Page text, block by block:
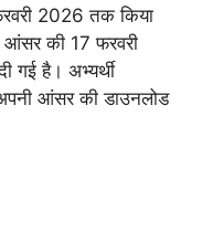
2026 तक किया
आंसर की 17 फरवरी
गई है। अभ्यर्थी
आंसर की डाउनलोड